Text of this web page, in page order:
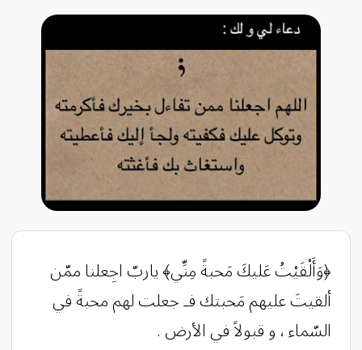
﴿وَأَلْقَيْتُ عَليكَ مَحبةً مِنِّي﴾ ياربّ اجِعلنا ممّن
ألقيتَ عليهم مَحبتك فـ جعلت لهم محبةً في
السّماء ، و قبولاً في الأرض .